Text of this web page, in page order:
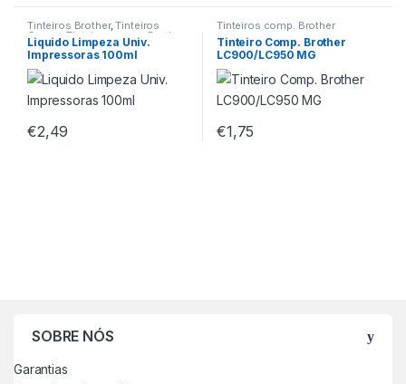
Tinteiros Brother,Tinteiros
Canon ,Tinteiros comp. Brother
Tinteiros comp. Canon,
Tinteiros comp. Epson
Tinteiros comp. HP
Epson,Tinteiros HP
Liquido Limpeza Univ.
Impressoras 100ml
€2,49
Tinteiros comp. Brother
Tinteiro Comp. Brother
LC900/LC950 MG
€1,75
SOBRE NÓS
Garantias